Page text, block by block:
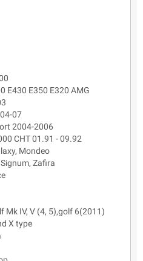
E430 E350 E320 AMG
07
2004-2006
CHT 01.91 - 09.92
Mondeo
Zafira
Mk IV, V (4, 5),golf 6(2011)
X type